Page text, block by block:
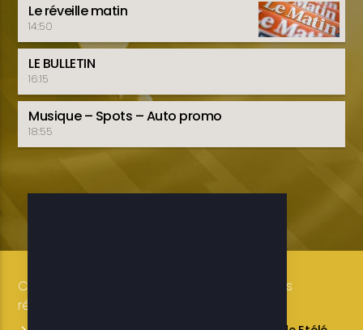
Le réveille matin
14:50
LE BULLETIN
16:15
Musique – Spots – Auto promo
18:55
Copyright 2019-2025 ETELE BENIN Tous droits
réservés / Conception: LUXE CONSULTING